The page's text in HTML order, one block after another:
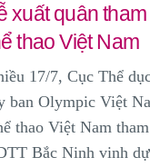
xuất quân
thao Việt Nam
17/7, Cục Thể
ban Olympic Việt
thao Việt Nam
Bắc Ninh vinh